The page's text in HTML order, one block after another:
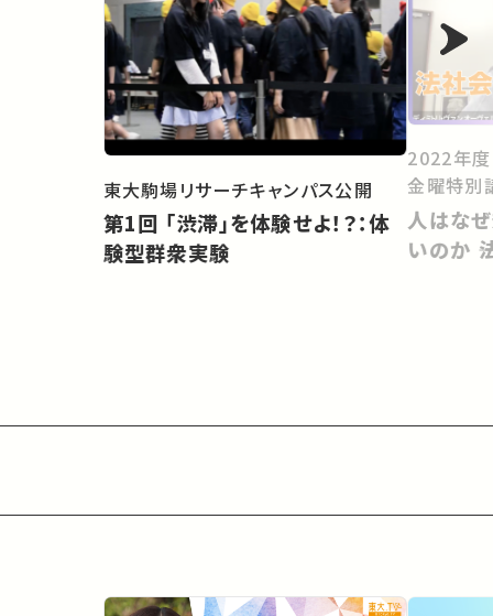
東大駒場リサーチキャンパス公開
第1回 「渋滞」を体験せよ！？：体
験型群衆実験
2022年度
金曜特別
人はな
いのか